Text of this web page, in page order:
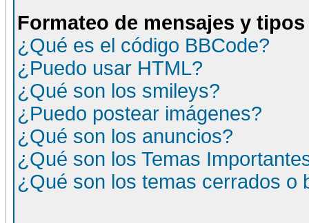
Formateo de mensajes y
¿Qué es el código BBCode?
¿Puedo usar HTML?
¿Qué son los smileys?
¿Puedo postear imágenes?
¿Qué son los anuncios?
¿Qué son los Temas
¿Qué son los temas cerrados o